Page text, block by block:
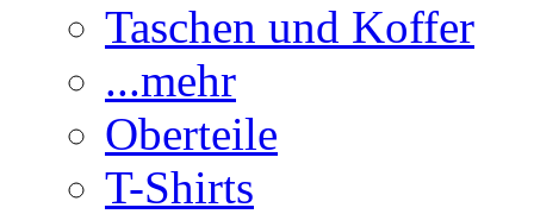
Taschen und Koffer
...mehr
Oberteile
T-Shirts